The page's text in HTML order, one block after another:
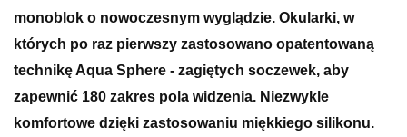
monoblok o nowoczesnym wyglądzie. Okularki, w
których po raz pierwszy zastosowano opatentowaną
technikę Aqua Sphere - zagiętych soczewek, aby
zapewnić 180 zakres pola widzenia. Niezwykle
komfortowe dzięki zastosowaniu miękkiego silikonu.